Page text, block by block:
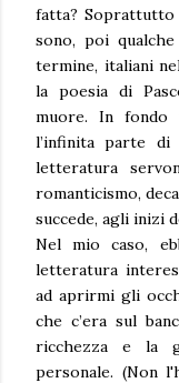
fatta?
sono, poi
termine, italiani
la poesia di
muore. In fondo
l’infinita parte
letteratura
romanticismo,
succede, agli inizi
Nel mio caso,
letteratura
ad aprirmi gli
che c’era sul
ricchezza e la
personale. (Non